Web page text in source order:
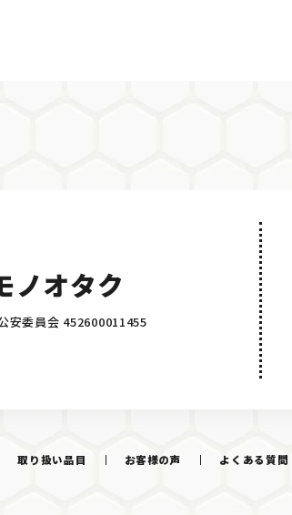
ノオタク
安委員会 452600011455
取り扱い品目 お客様の声 よくある質問